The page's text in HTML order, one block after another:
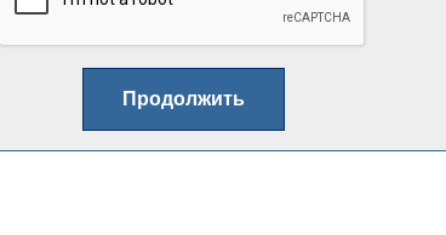
Продолжить